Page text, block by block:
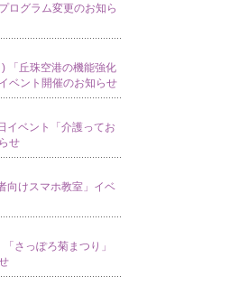
ログラム変更のお知ら
「丘珠空港の機能強化
ベント開催のお知らせ
イベント「介護ってお
せ
向けスマホ教室」イベ
さっぽろ菊まつり」